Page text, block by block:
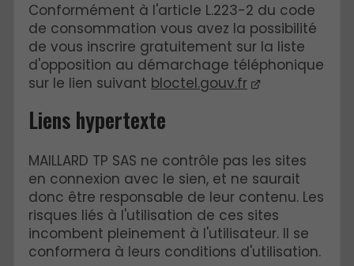
Conformément à l'article L.223-2 du code
de consommation vous avez la possibilité
de vous inscrire gratuitement sur la liste
d'opposition au démarchage téléphonique
sur le lien suivant bloctel.gouv.fr
Liens hypertexte
MAILLARD TP SAS ne contrôle pas les sites
en connexion avec le sien, et ne saurait
donc être responsable de leur contenu. Les
risques liés à l'utilisation de ces sites
incombent pleinement à l'utilisateur. Il se
conformera à leurs conditions d'utilisation.